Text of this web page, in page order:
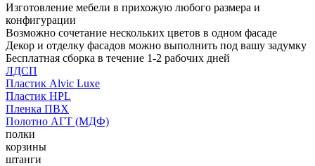
Изготовление мебели в прихожую любого размера и
конфигурации
Возможно сочетание нескольких цветов в одном фасаде
Декор и отделку фасадов можно выполнить под вашу задумку
Бесплатная сборка в течение 1-2 рабочих дней
ЛДСП
Пластик Alvic Luxe
Пластик HPL
Пленка ПВХ
Полотно АГТ (МДФ)
полки
корзины
штанги